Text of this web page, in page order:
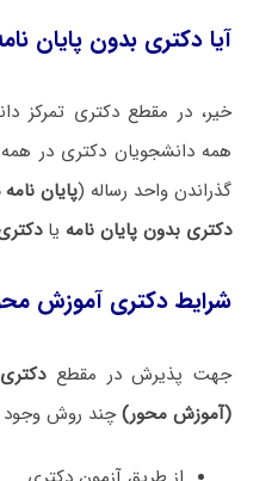
آیا دکتری بدون پایان
خیر، در مقطع دکتری تمرکز
همه دانشجویان دکتری در همه
گذراندن واحد رساله (پایان
دکتری بدون پایان نامه یا
شرایط دکتری آموزش
جهت پذیرش در مقطعدکتری
(آموزش محور)چند روش وجود